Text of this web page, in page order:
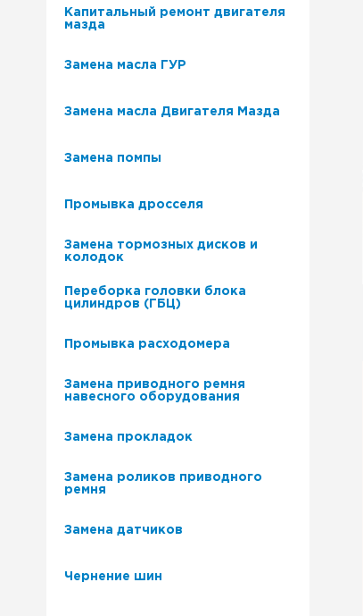
Капитальный ремонт двигателя
мазда
Замена масла ГУР
Замена масла Двигателя Мазда
Замена помпы
Промывка дросселя
Замена тормозных дисков и
колодок
Переборка головки блока
цилиндров (ГБЦ)
Промывка расходомера
Замена приводного ремня
навесного оборудования
Замена прокладок
Замена роликов приводного
ремня
Замена датчиков
Чернение шин